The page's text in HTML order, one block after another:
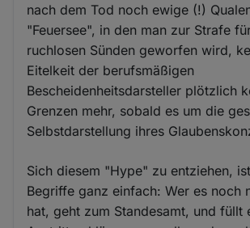
nach dem Tod noch ewige (!)
"Feuersee", in den man zur Strafe
ruchlosen Sünden geworfen wird,
Eitelkeit der berufsmäßigen
Bescheidenheitsdarsteller plötzlich
Grenzen mehr, sobald es um die
Selbstdarstellung ihres
Sich diesem "Hype" zu entziehen,
Begriffe ganz einfach: Wer es noch
hat, geht zum Standesamt, und füllt